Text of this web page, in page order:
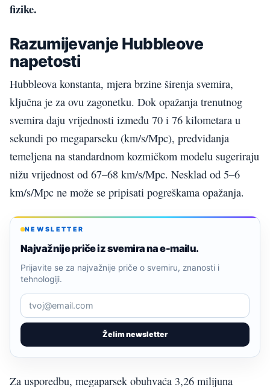
fizike.
Razumijevanje Hubbleove
napetosti
Hubbleova konstanta, mjera brzine širenja svemira,
ključna je za ovu zagonetku. Dok opažanja trenutnog
svemira daju vrijednosti između 70 i 76 kilometara u
sekundi po megaparseku (km/s/Mpc), predviđanja
temeljena na standardnom kozmičkom modelu sugeriraju
nižu vrijednost od 67–68 km/s/Mpc. Nesklad od 5–6
km/s/Mpc ne može se pripisati pogreškama opažanja.
NEWSLETTER
Najvažnije priče iz svemira na e-mailu.
Želim newsletter
Prijavite se za najvažnije priče o svemiru, znanosti i
tehnologiji.
Za usporedbu, megaparsek obuhvaća 3,26 milijuna